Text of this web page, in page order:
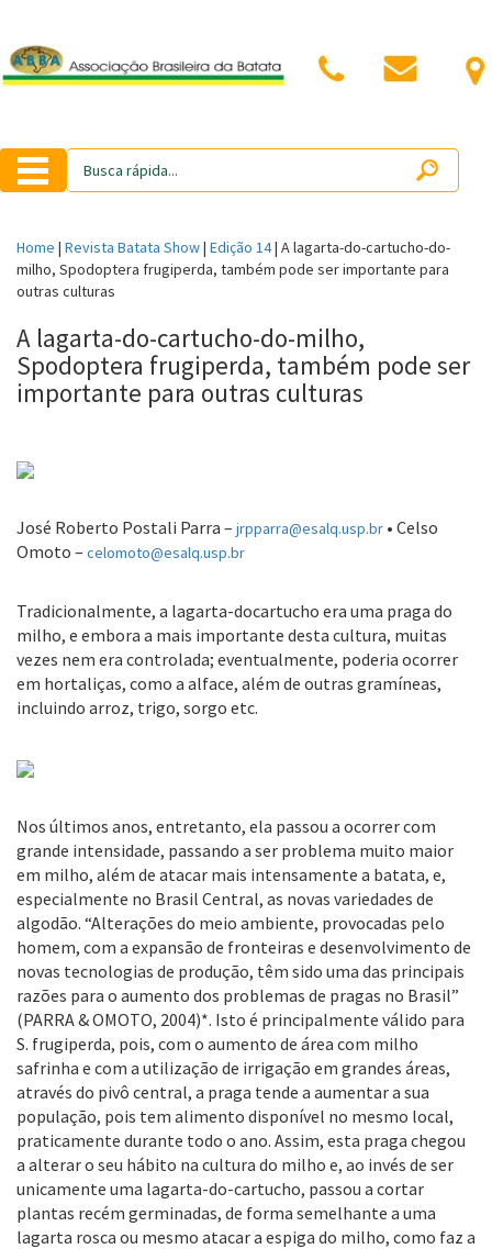
Home | Revista Batata Show| Edição 14| A lagarta-do-cartucho-do-
milho, Spodoptera frugiperda, também pode ser importante para
outras culturas
A lagarta-do-cartucho-do-milho,
Spodoptera frugiperda, também pode ser
importante para outras culturas
José Roberto Postali Parra – jrpparra@esalq.usp.br • Celso
Omoto – celomoto@esalq.usp.br
Tradicionalmente, a lagarta-docartucho era uma praga do
milho, e embora a mais importante desta cultura, muitas
vezes nem era controlada; eventualmente, poderia ocorrer
em hortaliças, como a alface, além de outras gramíneas,
incluindo arroz, trigo, sorgo etc.
Nos últimos anos, entretanto, ela passou a ocorrer com
grande intensidade, passando a ser problema muito maior
em milho, além de atacar mais intensamente a batata, e,
especialmente no Brasil Central, as novas variedades de
algodão. “Alterações do meio ambiente, provocadas pelo
homem, com a expansão de fronteiras e desenvolvimento de
novas tecnologias de produção, têm sido uma das principais
razões para o aumento dos problemas de pragas no Brasil”
(PARRA & OMOTO, 2004)*. Isto é principalmente válido para
S. frugiperda, pois, com o aumento de área com milho
safrinha e com a utilização de irrigação em grandes áreas,
através do pivô central, a praga tende a aumentar a sua
população, pois tem alimento disponível no mesmo local,
praticamente durante todo o ano. Assim, esta praga chegou
a alterar o seu hábito na cultura do milho e, ao invés de ser
unicamente uma lagarta-do-cartucho, passou a cortar
plantas recém germinadas, de forma semelhante a uma
lagarta rosca ou mesmo atacar a espiga do milho, como faz a